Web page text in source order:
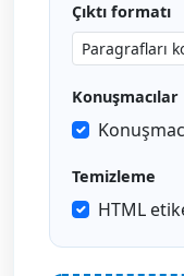
Çıktı formatı
Konuşmacılar
Temizleme
HTML